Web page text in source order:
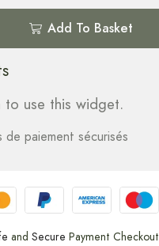
Add To Basket
to use this widget.
de paiement sécurisés
and Secure Payment Checkout